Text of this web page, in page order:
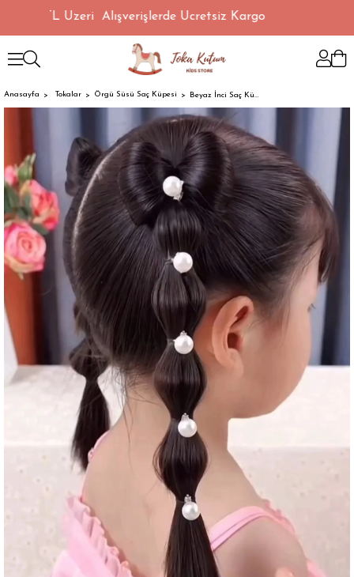
TL Üzeri Alışverişlerde Ücretsiz Kargo
Anasayfa Tokalar Örgü Süsü Saç Küpesi Beyaz İnci Saç Küpesi 8'li